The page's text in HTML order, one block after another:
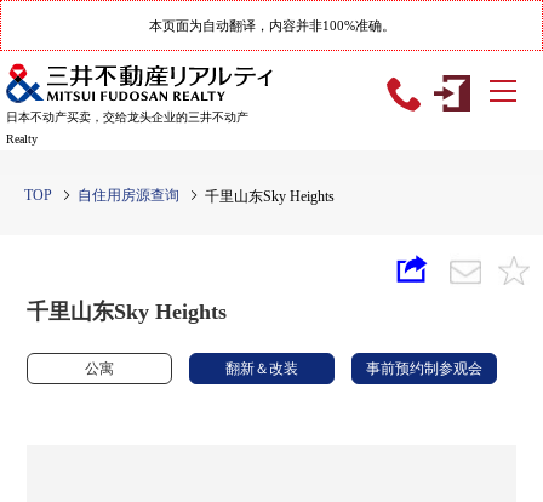
本页面为自动翻译，内容并非100%准确。
日本不动产买卖，交给龙头企业的三井不动产
Realty
TOP 自住用房源查询 千里山东Sky Heights
千里山东Sky Heights
公寓 翻新＆改装 事前预约制参观会